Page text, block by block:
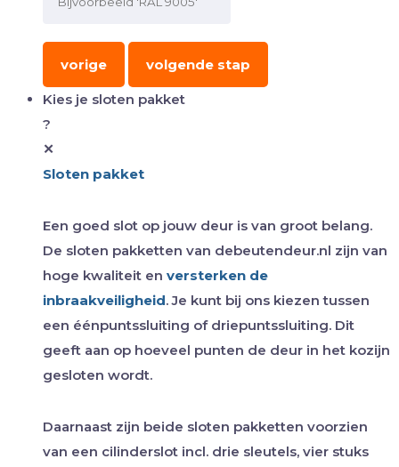
vorige volgende stap
Kies je sloten pakket
?
✕
Sloten pakket
Een goed slot op jouw deur is van groot belang.
De sloten pakketten van debeutendeur.nl zijn van
hoge kwaliteit en versterken de
inbraakveiligheid. Je kunt bij ons kiezen tussen
een éénpuntssluiting of driepuntssluiting. Dit
geeft aan op hoeveel punten de deur in het kozijn
gesloten wordt.
Daarnaast zijn beide sloten pakketten voorzien
van een cilinderslot incl. drie sleutels, vier stuks